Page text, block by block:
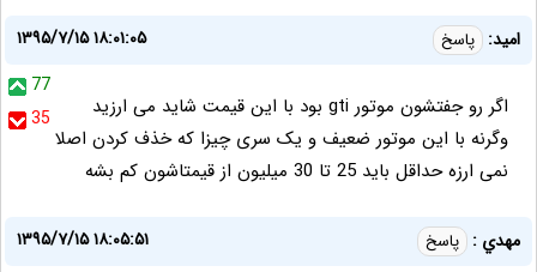
امید: پاسخ
۱۳۹۵/۷/۱۵ ۱۸:۰۱:۰۵
77
35
اگر رو جفتشون موتور gti بود با این قیمت شاید می ارزید
وگرنه با این موتور ضعیف و یک سری چیزا که خذف کردن اصلا
نمی ارزه حداقل باید 25 تا 30 میلیون از قیمتاشون کم بشه
مهدي : پاسخ
۱۳۹۵/۷/۱۵ ۱۸:۰۵:۵۱